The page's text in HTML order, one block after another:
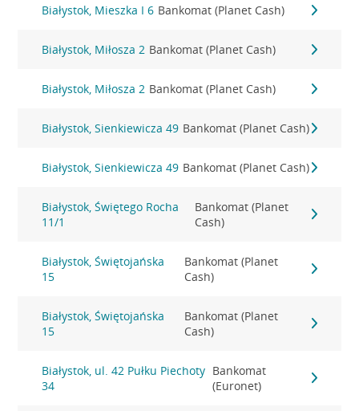
Białystok, Mieszka I 6 Bankomat (Planet Cash)
Białystok, Miłosza 2 Bankomat (Planet Cash)
Białystok, Miłosza 2 Bankomat (Planet Cash)
Białystok, Sienkiewicza 49 Bankomat (Planet Cash)
Białystok, Sienkiewicza 49 Bankomat (Planet Cash)
Białystok, Świętego Rocha
11/1
Bankomat (Planet
Cash)
Białystok, Świętojańska
15
Bankomat (Planet
Cash)
Białystok, Świętojańska
15
Bankomat (Planet
Cash)
Białystok, ul. 42 Pułku Piechoty
34
Bankomat
(Euronet)